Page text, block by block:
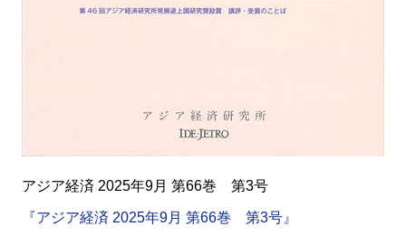
アジア経済 2025年9月 第66巻 第3号
『アジア経済 2025年9月 第66巻 第3号』